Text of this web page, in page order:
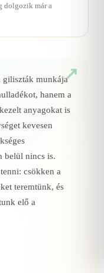
dolgozik már a
giliszták munkája
hanem a
anyagokat is
kevesen
belül nincs is.
csökken a
teremtünk, és
elő a